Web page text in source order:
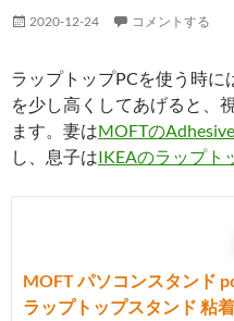
2020-12-24 コメントする
ラップトップPCを使う時
を少し高くしてあげると、
ます。妻はMOFTの
し、息子はIKEAのラップト
MOFT パソコンスタンド
ラップトップスタンド 粘